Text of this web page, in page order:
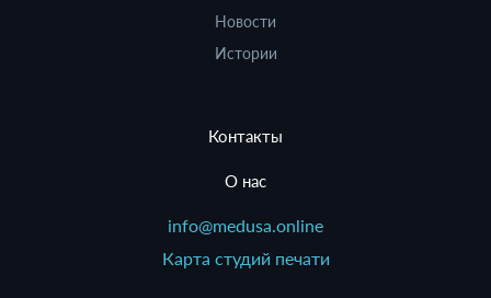
Новости
Истории
Контакты
О нас
info@medusa.online
Карта студий печати